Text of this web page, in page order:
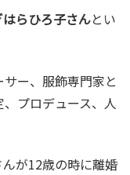
はらひろ子さんとい
ー、服飾専門家と
プロデュース、人
が12歳の時に離婚